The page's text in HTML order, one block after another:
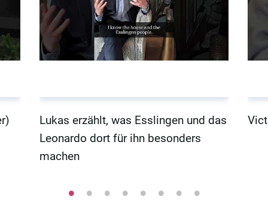
Lukas erzählt, was Esslingen und das
Leonardo dort für ihn besonders
machen